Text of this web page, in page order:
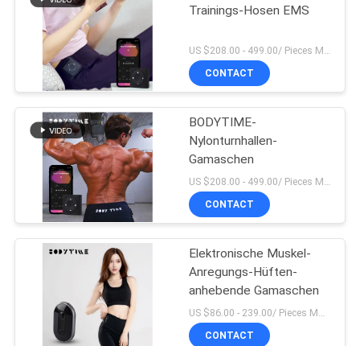
Trainings-Hosen EMS
US $208.00 - 499.00/ Pieces MOQ:1pieces
CONTACT
BODYTIME-
Nylonturnhallen-
Gamaschen
US $208.00 - 499.00/ Pieces MOQ:1pieces
CONTACT
Elektronische Muskel-
Anregungs-Hüften-
anhebende Gamaschen
CONTACT